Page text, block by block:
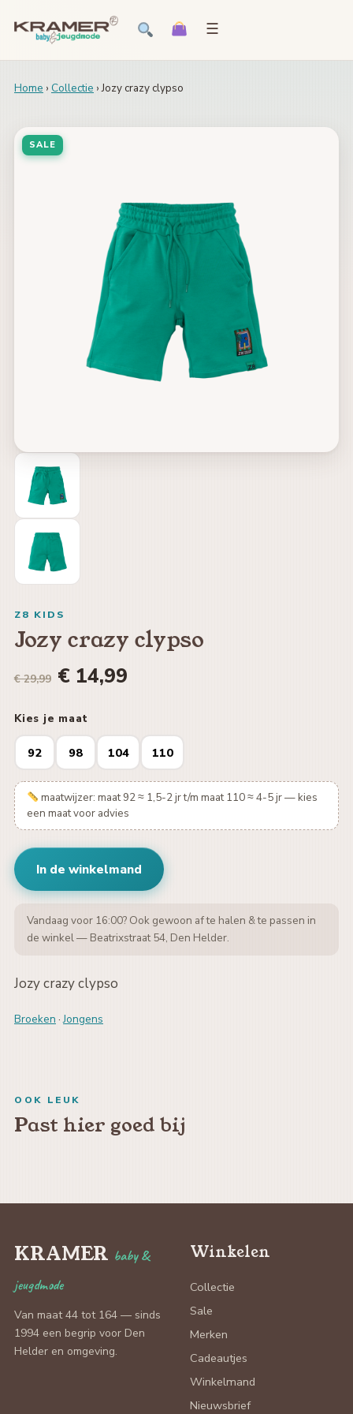
☰
Home › Collectie › Jozy crazy clypso
SALE
Z8 KIDS
Jozy crazy clypso
€ 29,99 € 14,99
Kies je maat
92 98 104 110
maatwijzer: maat 92 ≈ 1,5-2 jr t/m maat 110 ≈ 4-5 jr — kies
een maat voor advies
In de winkelmand
Vandaag voor 16:00? Ook gewoon af te halen & te passen in
de winkel — Beatrixstraat 54, Den Helder.
Jozy crazy clypso
Broeken ·Jongens
OOK LEUK
Past hier goed bij
KRAMER baby &
jeugdmode
Van maat 44 tot 164 — sinds
1994 een begrip voor Den
Helder en omgeving.
Winkelen
Collectie
Sale
Merken
Cadeautjes
Winkelmand
Nieuwsbrief